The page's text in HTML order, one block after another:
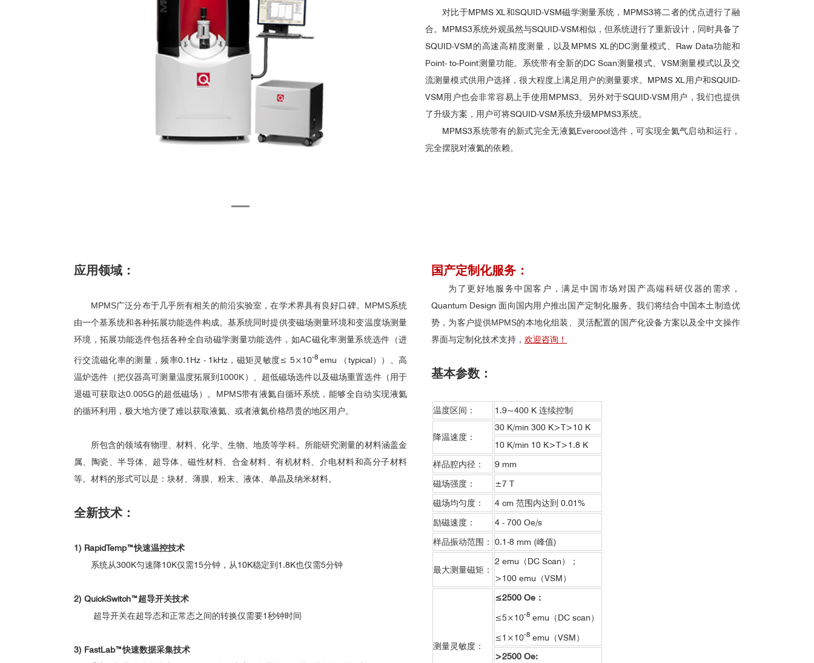
对比于MPMS XL和SQUID-VSM磁学测量系统，MPMS3将二者的优点进行了融
合。MPMS3系统外观虽然与SQUID-VSM相似，但系统进行了重新设计，同时具备了
SQUID-VSM的高速高精度测量，以及MPMS XL的DC测量模式、Raw Data功能和
Point- to-Point测量功能。系统带有全新的DC Scan测量模式、VSM测量模式以及交
流测量模式供用户选择，很大程度上满足用户的测量要求。MPMS XL用户和SQUID-
VSM用户也会非常容易上手使用MPMS3。另外对于SQUID-VSM用户，我们也提供
了升级方案，用户可将SQUID-VSM系统升级MPMS3系统。
MPMS3系统带有的新式完全无液氦Evercool选件，可实现全氦气启动和运行，
完全摆脱对液氦的依赖。
应用领域：
MPMS广泛分布于几乎所有相关的前沿实验室，在学术界具有良好口碑。 MPMS系统
由一个基系统和各种拓展功能选件构成。基系统同时提供变磁场测量环境和变温度场测量
环境，拓展功能选件包括各种全自动磁学测量功能选件，如AC磁化率测量系统选件（进
行交流磁化率的测量 ，频率0.1Hz - 1kHz，磁矩灵敏度≤ 5×10-8 emu （typical））、高
温炉选件（把仪器高可测量温度拓展到 1000K）、超低磁场选件以及磁场重置选件（ 用于
退磁可获取达0.005G的超低磁场 ）。 MPMS带有液氦自循环系统，能够全自动实现液氦
的循环利用，极大地方便了难以获取液氦、或者液氦价格昂贵的地区用户。
所包含的领域有物理、材料、化学、生物、地质等学科。所能研究测量的材料涵盖金
属、陶瓷、半导体、超导体、磁性材料、合金材料、有机材料、介电材料和高分子材料
等。材料的形式可以是：块材、薄膜、粉末、液体、单晶及纳米材料。
全新技术：
1) RapidTemp™快速温控技术
系统从300K匀速降10K仅需15分钟，从10K稳定到1.8K也仅需5分钟
2) QuickSwitch™超导开关技术
超导开关在超导态和正常态之间的转换仅需要1秒钟时间
3) FastLab™快速数据采集技术
国产定制化服务：
为了更好地服务中国客户，满足中国市场对国产高端科研仪器的需求，
Quantum Design 面向国内用户推出国产定制化服务。我们将结合中国本土制造优
势，为客户提供MPMS的本地化组装、灵活配置的国产化设备方案以及全中文操作
界面与定制化技术支持， 欢迎咨询！
基本参数：
温度区间： 1.9~400 K 连续控制
降温速度：
30 K/min 300 K>T>10 K
10 K/min 10 K>T>1.8 K
样品腔内径：
9 mm
磁场强度：
±7 T
磁场均匀度：
4 cm 范围内达到 0.01%
励磁速度：
4 - 700 Oe/s
样品振动范围：
0.1-8 mm (峰值)
最大测量磁矩：
2 emu（DC Scan）；
>100 emu（VSM）
测量灵敏度：
≤2500 Oe：
≤5×10-8 emu（DC scan）
≤1×10-8 emu（VSM）
>2500 Oe: